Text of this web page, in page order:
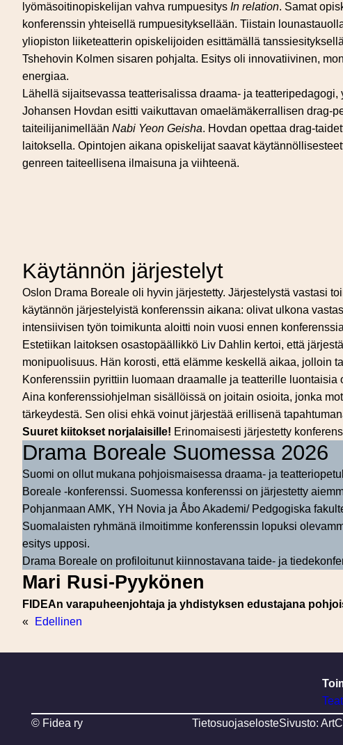
lyömäsoitinopiskelijan vahva rumpuesitys In relation. Samat
konferenssin yhteisellä rumpuesityksellään. Tiistain
yliopiston liiketeatterin opiskelijoiden esittämällä
Tshehovin Kolmen sisaren pohjalta. Esitys oli innovatiivinen,
energiaa.
Lähellä sijaitsevassa teatterisalissa draama- ja
Johansen Hovdan esitti vaikuttavan omaelämäkerrallisen drag-
taiteilijanimellään Nabi Yeon Geisha. Hovdan opettaa drag-
laitoksella. Opintojen aikana opiskelijat saavat
genreen taiteellisena ilmaisuna ja viihteenä.
Käytännön järjestelyt
Oslon Drama Boreale oli hyvin järjestetty. Järjestelystä vastasi
käytännön järjestelyistä konferenssin aikana: olivat ulkona
intensiivisen työn toimikunta aloitti noin vuosi ennen
Estetiikan laitoksen osastopäällikkö Liv Dahlin kertoi, että
monipuolisuus. Hän korosti, että elämme keskellä aikaa, jolloin
Konferenssiin pyrittiin luomaan draamalle ja teatterille
Aina konferenssiohjelman sisällöissä on joitain osioita, jonka
tärkeydestä. Sen olisi ehkä voinut järjestää erillisenä
Suuret kiitokset norjalaisille! Erinomaisesti järjestetty
Drama Boreale Suomessa 2026
Suomi on ollut mukana pohjoismaisessa draama- ja
Boreale -konferenssi. Suomessa konferenssi on järjestetty
Pohjanmaan AMK, YH Novia ja Åbo Akademi/ Pedgogiska
Suomalaisten ryhmänä ilmoitimme konferenssin lopuksi
esitys upposi.
Drama Boreale on profiloitunut kiinnostavana taide- ja
Mari Rusi-Pyykönen
FIDEAn varapuheenjohtaja ja yhdistyksen edustajana
«
Edellinen
© Fidea ry TietosuojaselosteSivusto: